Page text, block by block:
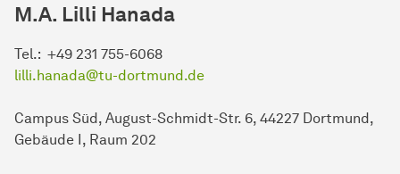
M.A. Lilli Hanada
Tel.: +49 231 755-6068
lilli.hanada@tu-dortmund.de
Campus Süd, August-Schmidt-Str. 6, 44227 Dortmund,
Gebäude I, Raum 202